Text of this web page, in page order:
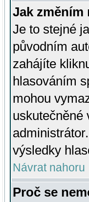
Jak změním
Je to stejné
původním
zahájíte
hlasováním
mohou
uskutečněné
výsledky
Návrat nahoru
Proč se